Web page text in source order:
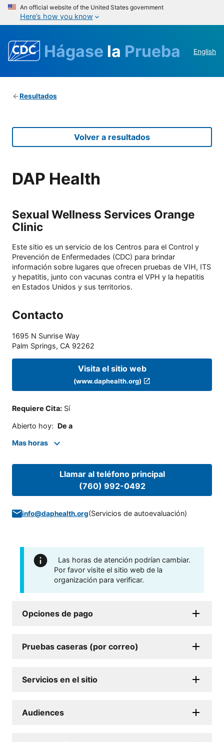
An official website of the United States government
Here’s how you know
Hágase la Prueba English
Resultados
Volver a resultados
DAP Health
Sexual Wellness Services Orange
Clinic
Este sitio es un servicio de los Centros para el Control y
Prevención de Enfermedades (CDC) para brindar
información sobre lugares que ofrecen pruebas de VIH, ITS
y hepatitis, junto con vacunas contra el VPH y la hepatitis
en Estados Unidos y sus territorios.
Contacto
1695 N Sunrise Way
Palm Springs, CA 92262
Visita el sitio web
(www.daphealth.org)
Requiere Cita: Sí
Abierto hoy: De a
Mas horas
Llamar al teléfono principal
(760) 992-0492
info@daphealth.org(Servicios de autoevaluación)
Las horas de atención podrían cambiar.
Por favor visite el sitio web de la
organización para verificar.
Opciones de pago
Pruebas caseras (por correo)
Servicios en el sitio
Audiences